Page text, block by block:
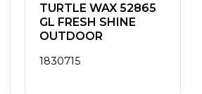
TURTLE WAX 52865
GL FRESH SHINE
OUTDOOR
1830715